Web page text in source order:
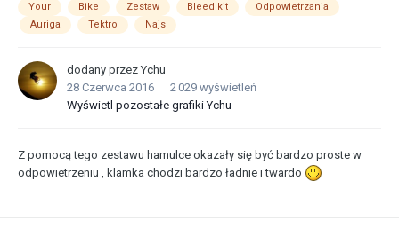
Your Bike Zestaw Bleed kit
Odpowietrzania
Auriga
Tektro Najs
dodany przez Ychu
28 Czerwca 2016
2 029 wyświetleń
Wyświetl pozostałe grafiki Ychu
Z pomocą tego zestawu hamulce okazały się być bardzo proste w
odpowietrzeniu , klamka chodzi bardzo ładnie i twardo